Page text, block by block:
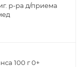
р-ра д/приема
100 г 0+